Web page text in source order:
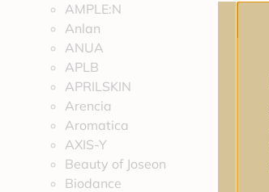
AMPLE:N
Anlan
ANUA
APLB
APRILSKIN
Arencia
Aromatica
AXIS-Y
Beauty of Joseon
Biodance